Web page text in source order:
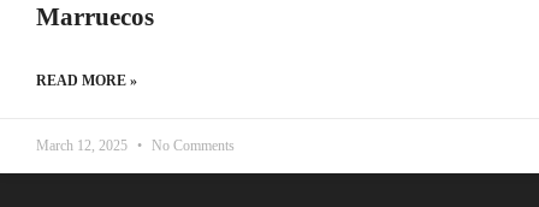
Marruecos
READ MORE »
March 12, 2025 No Comments